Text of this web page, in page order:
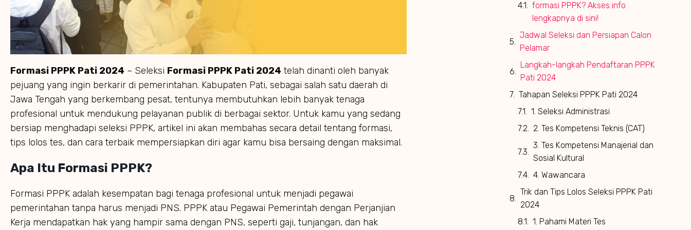
Formasi PPPK Pati 2024 – Seleksi Formasi PPPK Pati 2024 telah dinanti oleh banyak
pejuang yang ingin berkarir di pemerintahan. Kabupaten Pati, sebagai salah satu daerah di
Jawa Tengah yang berkembang pesat, tentunya membutuhkan lebih banyak tenaga
profesional untuk mendukung pelayanan publik di berbagai sektor. Untuk kamu yang sedang
bersiap menghadapi seleksi PPPK, artikel ini akan membahas secara detail tentang formasi,
tips lolos tes, dan cara terbaik mempersiapkan diri agar kamu bisa bersaing dengan maksimal.
Apa Itu Formasi PPPK?
Formasi PPPK adalah kesempatan bagi tenaga profesional untuk menjadi pegawai
pemerintahan tanpa harus menjadi PNS. PPPK atau Pegawai Pemerintah dengan Perjanjian
Kerja mendapatkan hak yang hampir sama dengan PNS, seperti gaji, tunjangan, dan hak
formasi PPPK? Akses info
lengkapnya di sini!
Jadwal Seleksi dan Persiapan Calon
Pelamar
Langkah-langkah Pendaftaran PPPK
Pati 2024
Tahapan Seleksi PPPK Pati 2024
1. Seleksi Administrasi
2. Tes Kompetensi Teknis (CAT)
3. Tes Kompetensi Manajerial dan
Sosial Kultural
4. Wawancara
Trik dan Tips Lolos Seleksi PPPK Pati
2024
1. Pahami Materi Tes